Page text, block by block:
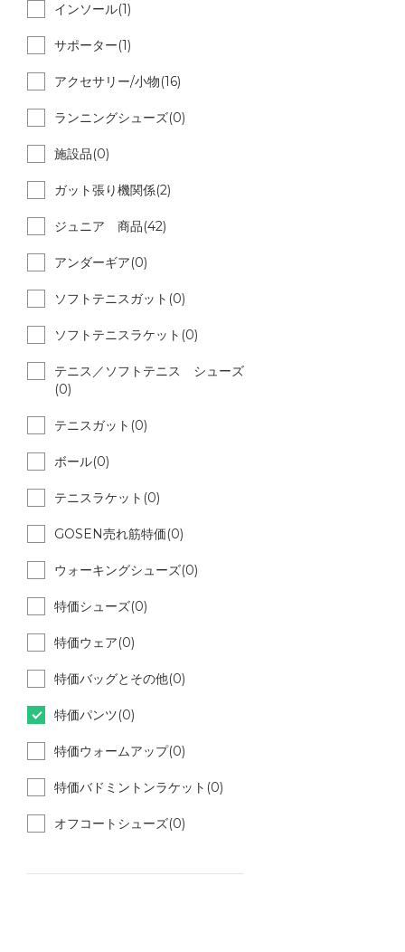
インソール(1)
サポーター(1)
アクセサリー/小物(16)
ランニングシューズ(0)
施設品(0)
ガット張り機関係(2)
ジュニア 商品(42)
アンダーギア(0)
ソフトテニスガット(0)
ソフトテニスラケット(0)
テニス／ソフトテニス シューズ
(0)
テニスガット(0)
ボール(0)
テニスラケット(0)
GOSEN売れ筋特価(0)
ウォーキングシューズ(0)
特価シューズ(0)
特価ウェア(0)
特価バッグとその他(0)
特価パンツ(0)
特価ウォームアップ(0)
特価バドミントンラケット(0)
オフコートシューズ(0)